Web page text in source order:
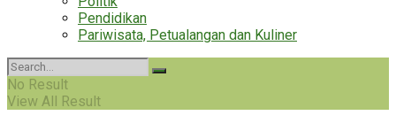
Pendidikan
Pariwisata, Petualangan dan Kuliner
No Result
View All Result